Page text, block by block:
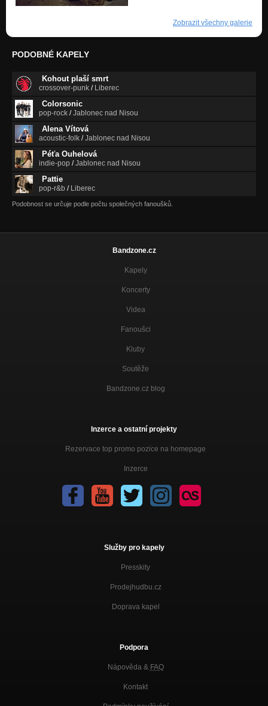
Zobrazit všechny galerie
PODOBNÉ KAPELY
Kohout plaší smrt
crossover-punk / Liberec
Colorsonic
pop-rock /Jablonec nad Nisou
Alena Vítová
acoustic-folk /Jablonec nad Nisou
Péťa Ouhelová
indie-pop /Jablonec nad Nisou
Pattie
pop-r&b / Liberec
Podobnost se určuje podle počtu společných fanoušků.
Bandzone.cz
Kapely
Koncerty
Videa
Fanoušci
Kluby
Soutěže
Bandzone.cz blog
Inzerce a ostatní projekty
Rezervace top promo pozice na homepage
Inzerce
Služby pro kapely
Presskity
Prodejhudbu.cz
Doprava kapel
Podpora
Nápověda & FAQ
Kontakt